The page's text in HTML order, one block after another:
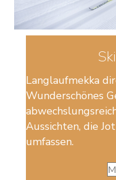
Langlaufmekka
Wunderschönes
Aussichten, die
umfassen.